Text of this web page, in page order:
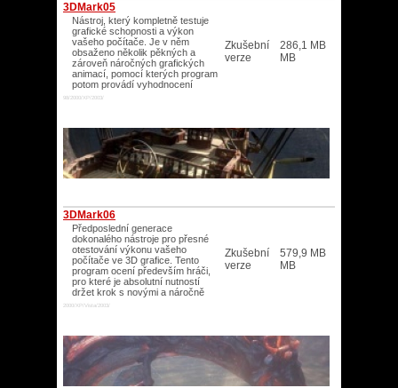
3DMark05
Nástroj, který kompletně testuje
grafické schopnosti a výkon
vašeho počítače. Je v něm
obsaženo několik pěkných a
zároveň náročných grafických
animací, pomocí kterých program
potom provádí vyhodnocení
98/2000/XP/2003/
Zkušební
verze
286,1 MB
MB
3DMark06
Předposlední generace
dokonalého nástroje pro přesné
otestování výkonu vašeho
počítače ve 3D grafice. Tento
program ocení především hráči,
pro které je absolutní nutností
držet krok s novými a náročně
2000/XP/Vista/2003/
Zkušební
verze
579,9 MB
MB